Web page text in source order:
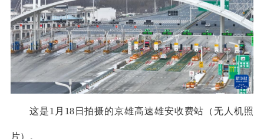
这是1月18日拍摄的京雄高速雄安收费站（无人机照
片）。